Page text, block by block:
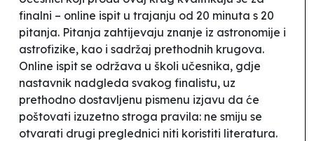
finalni – online ispit u trajanju od 20 minuta s 20
pitanja. Pitanja zahtijevaju znanje iz astronomije i
astrofizike, kao i sadržaj prethodnih krugova.
Online ispit se održava u školi učesnika, gdje
nastavnik nadgleda svakog finalistu, uz
prethodno dostavljenu pismenu izjavu da će
poštovati izuzetno stroga pravila: ne smiju se
otvarati drugi preglednici niti koristiti literatura.